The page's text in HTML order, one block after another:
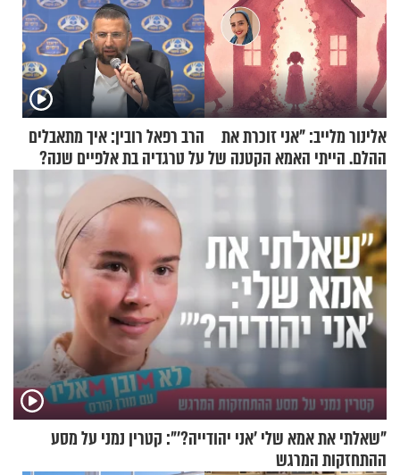
אלינור מלייב: "אני זוכרת את
ההלם. הייתי האמא הקטנה של
הרב רפאל רובין: איך מתאבלים
על טרגדיה בת אלפיים שנה?
"שאלתי את אמא שלי 'אני יהודייה?'": קטרין נמני על מסע
ההתחזקות המרגש